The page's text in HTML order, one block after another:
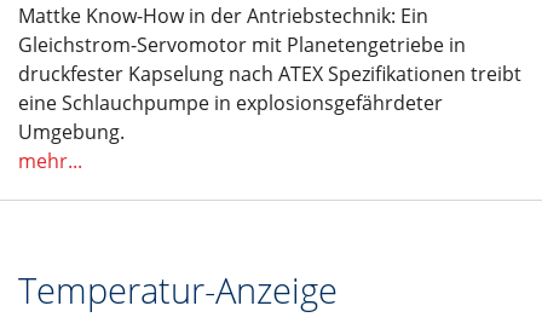
Mattke Know-How in der Antriebstechnik: Ein
Gleichstrom-Servomotor mit Planetengetriebe in
druckfester Kapselung nach ATEX Spezifikationen treibt
eine Schlauchpumpe in explosionsgefährdeter
Umgebung.
mehr...
Temperatur-Anzeige